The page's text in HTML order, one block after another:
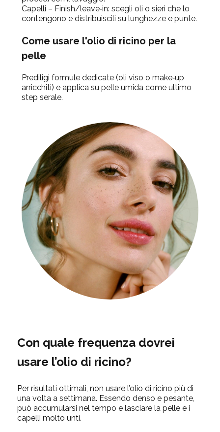
Capelli – Finish/leave‑in: scegli oli o sieri che lo
contengono e distribuiscili su lunghezze e punte.
Come usare l'olio di ricino per la
pelle
Prediligi formule dedicate (oli viso o make‑up
arricchiti) e applica su pelle umida come ultimo
step serale.
Con quale frequenza dovrei
usare l’olio di ricino?
Per risultati ottimali, non usare l’olio di ricino più di
una volta a settimana. Essendo denso e pesante,
può accumularsi nel tempo e lasciare la pelle e i
capelli molto unti.